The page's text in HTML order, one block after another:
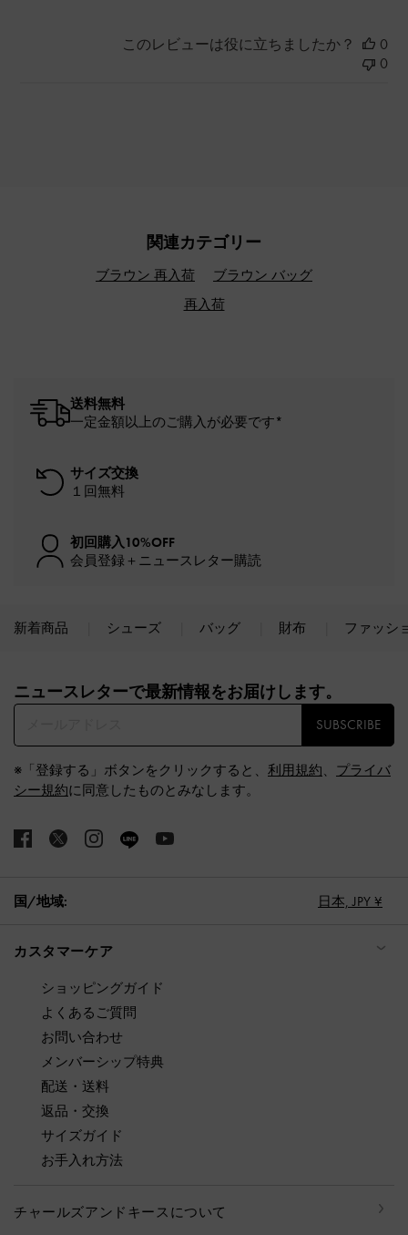
このレビューは役に立ちましたか？
0
0
関連カテゴリー
ブラウン 再入荷
ブラウン バッグ
再入荷
送料無料
一定金額以上のご購入が必要です*
サイズ交換
１回無料
初回購入10%OFF
会員登録＋ニュースレター購読
新着商品 シューズ バッグ 財布 ファッシ
ニュースレターで最新情報をお届けします。​
SUBSCRIBE
※「登録する」ボタンをクリックすると、 利用規約、 プライバ
シー規約に同意したものとみなします。
国/地域: 日本, JPY ¥
カスタマーケア
ショッピングガイド
よくあるご質問
お問い合わせ
メンバーシップ特典
配送・送料
返品・交換
サイズガイド
お手入れ方法
チャールズアンドキースについて